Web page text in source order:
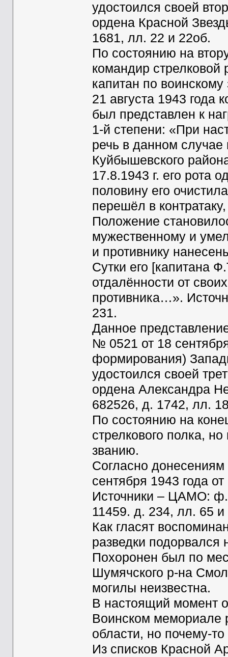
удостоился своей
ордена Красной
1681, лл. 22 и 22об.
По состоянию на
командир стрелковой
капитан по
21 августа 1943 года
был представлен к
1-й степени: «При
речь в данном
Куйбышевского
17.8.1943 г. его рота
половину его
перешёл в
Положение
мужественному и
и противнику
Сутки его [капитана
отдалённости от
противника…».
231.
Данное
№ 0521 от 18
формирования)
удостоился своей
ордена Александра
682526, д. 1742, лл.
По состоянию на
стрелкового полка,
званию.
Согласно донесениям
сентября 1943 года
Источники – ЦАМО: ф.
11459. д. 234, лл. 65 и
Как гласят
разведки
Похоронен был по
Шумячского р-на
могилы неизвестна.
В настоящий момент
Воинском мемориале
области, но почему-
Из списков Красной